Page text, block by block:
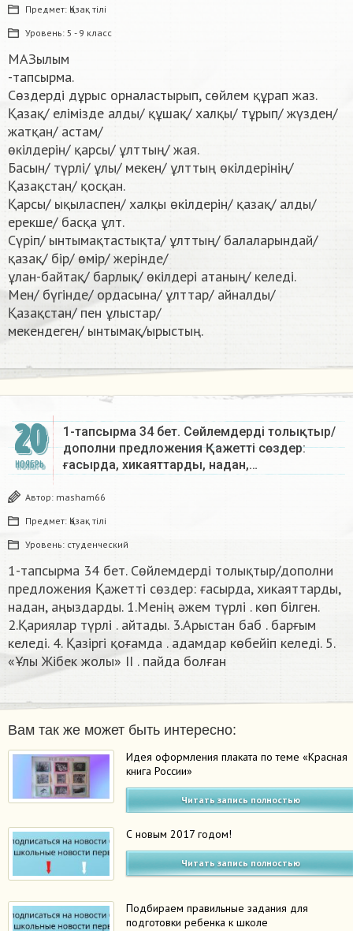
Предмет: Қазақ тiлi
Уровень: 5 - 9 класс
МАЗылым
-тапсырма.
Сөздерді дұрыс орналастырып, сөйлем құрап жаз.
Қазақ/ елімізде алды/ құшақ/ халқы/ тұрып/ жүзден/
жатқан/ астам/
өкілдерін/ қарсы/ ұлттың/ жая.
Басын/ түрлі/ ұлы/ мекен/ ұлттың өкілдерінің/
Қазақстан/ қосқан.
Қарсы/ ықыласпен/ халқы өкілдерін/ қазақ/ алды/
ерекше/ басқа ұлт.
Сүріп/ ынтымақтастықта/ ұлттың/ балаларындай/
қазақ/ бір/ өмір/ жерінде/
ұлан-байтақ/ барлық/ өкілдері атаның/ келеді.
Мен/ бүгінде/ ордасына/ ұлттар/ айналды/
Қазақстан/ пен ұлыстар/
мекендеген/ ынтымақ/ырыстың.​
20
НОЯБРЬ
1-тапсырма 34 бет. Сөйлемдерді толықтыр/
дополни предложения Қажетті сөздер:
ғасырда, хикаяттарды, надан,…
Автор: masham66
Предмет: Қазақ тiлi
Уровень: студенческий
1-тапсырма 34 бет. Сөйлемдерді толықтыр/дополни
предложения Қажетті сөздер: ғасырда, хикаяттарды,
надан, аңыздарды. 1.Менің әжем түрлі . көп білген.
2.Қариялар түрлі . айтады. 3.Арыстан баб . барғым
келеді. 4. Қазіргі қоғамда . адамдар көбейіп келеді. 5.
«Ұлы Жібек жолы» II . пайда болған
Вам так же может быть интересно:
Идея оформления плаката по теме «Красная
книга России»
Читать запись полностью
С новым 2017 годом!
Читать запись полностью
Подбираем правильные задания для
подготовки ребенка к школе